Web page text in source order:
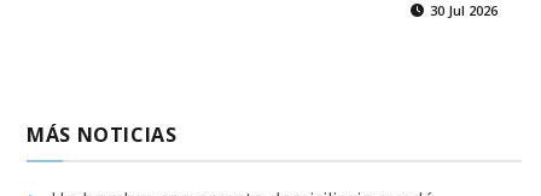
30 Jul 2026
MÁS NOTICIAS